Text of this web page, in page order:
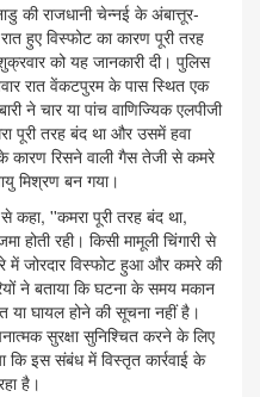
की राजधानी चेन्नई के अंबात्तूर-
हुए विस्फोट का कारण पूरी तरह
को यह जानकारी दी। पुलिस
रात वेंकटपुरम के पास स्थित एक
ने चार या पांच वाणिज्यिक एलपीजी
पूरी तरह बंद था और उसमें हवा
कारण रिसने वाली गैस तेजी से कमरे
मिश्रण बन गया।
कहा, ''कमरा पूरी तरह बंद था,
रही। किसी मामूली चिंगारी से
जोरदार विस्फोट हुआ और कमरे की
ने बताया कि घटना के समय मकान
घायल होने की सूचना नहीं है।
सुरक्षा सुनिश्चित करने के लिए
कि इस संबंध में विस्तृत कार्रवाई के
है।